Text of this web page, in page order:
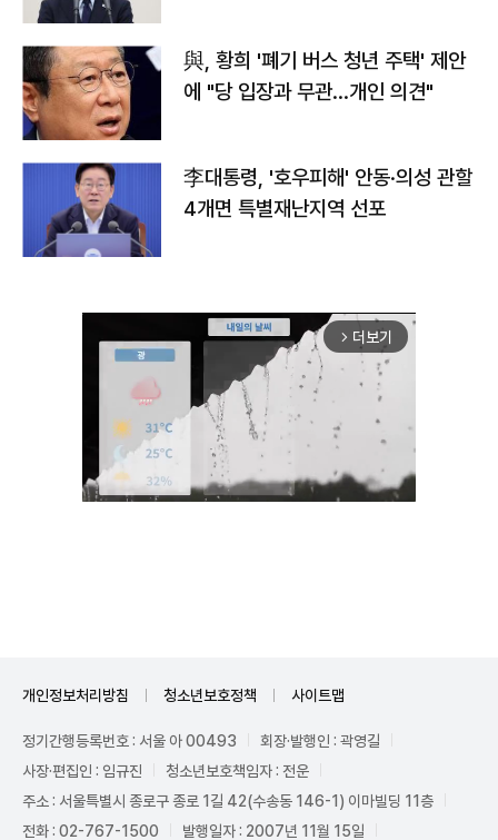
與, 황희 '폐기 버스 청년 주택' 제안
에 "당 입장과 무관…개인 의견"
李대통령, '호우피해' 안동·의성 관할
4개면 특별재난지역 선포
arrow_forward_ios 더보기
개인정보처리방침 청소년보호정책 사이트맵
정기간행등록번호 : 서울 아 00493
회장·발행인 : 곽영길
사장·편집인 : 임규진
청소년보호책임자 : 전운
주소 : 서울특별시 종로구 종로 1길 42(수송동 146-1) 이마빌딩 11층
전화 : 02-767-1500
발행일자 : 2007년 11월 15일